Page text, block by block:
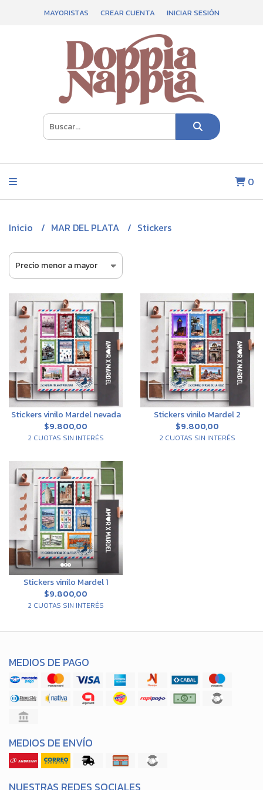
MAYORISTAS CREAR CUENTA INICIAR SESIÓN
0
Inicio MAR DEL PLATA Stickers
Stickers vinilo Mardel nevada
$9.800,00
2 CUOTAS SIN INTERÉS
Stickers vinilo Mardel 2
$9.800,00
2 CUOTAS SIN INTERÉS
Stickers vinilo Mardel 1
$9.800,00
2 CUOTAS SIN INTERÉS
MEDIOS DE PAGO
MEDIOS DE ENVÍO